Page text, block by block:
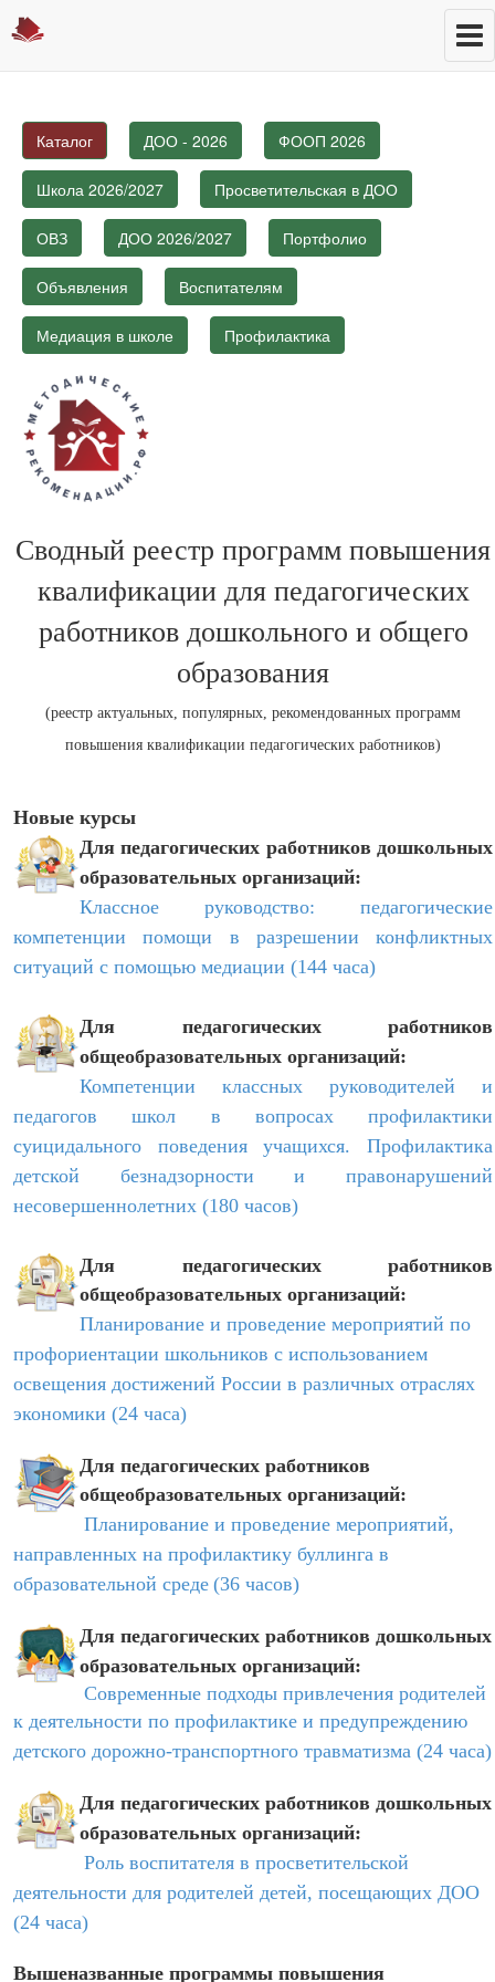
Каталог ДОО - 2026 ФООП 2026
Школа 2026/2027 Просветительская в ДОО
ОВЗ ДОО 2026/2027 Портфолио
Объявления Воспитателям
Медиация в школе Профилактика
Сводный реестр программ повышения
квалификации для педагогических
работников дошкольного и общего
образования
(реестр актуальных, популярных, рекомендованных программ
повышения квалификации педагогических работников)
Новые курсы
Для педагогических работников дошкольных
образовательных организаций:
Классное руководство: педагогические
компетенции помощи в разрешении конфликтных
ситуаций с помощью медиации (144 часа)
Для педагогических работников
общеобразовательных организаций:
Компетенции классных руководителей и
педагогов школ в вопросах профилактики
суицидального поведения учащихся. Профилактика
детской безнадзорности и правонарушений
несовершеннолетних (180 часов)
Для педагогических работников
общеобразовательных организаций:
Планирование и проведение мероприятий по
профориентации школьников с использованием
освещения достижений России в различных отраслях
экономики (24 часа)
Для педагогических работников
общеобразовательных организаций:
Планирование и проведение мероприятий,
направленных на профилактику буллинга в
образовательной среде (36 часов)
Для педагогических работников дошкольных
образовательных организаций:
Современные подходы привлечения родителей
к деятельности по профилактике и предупреждению
детского дорожно-транспортного травматизма (24 часа)
Для педагогических работников дошкольных
образовательных организаций:
Роль воспитателя в просветительской
деятельности для родителей детей, посещающих ДОО
(24 часа)
Вышеназванные программы повышения